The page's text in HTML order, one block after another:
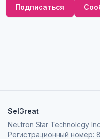
Подписаться
SelGreat
Neutron Star Technology
Регистрационный номер: